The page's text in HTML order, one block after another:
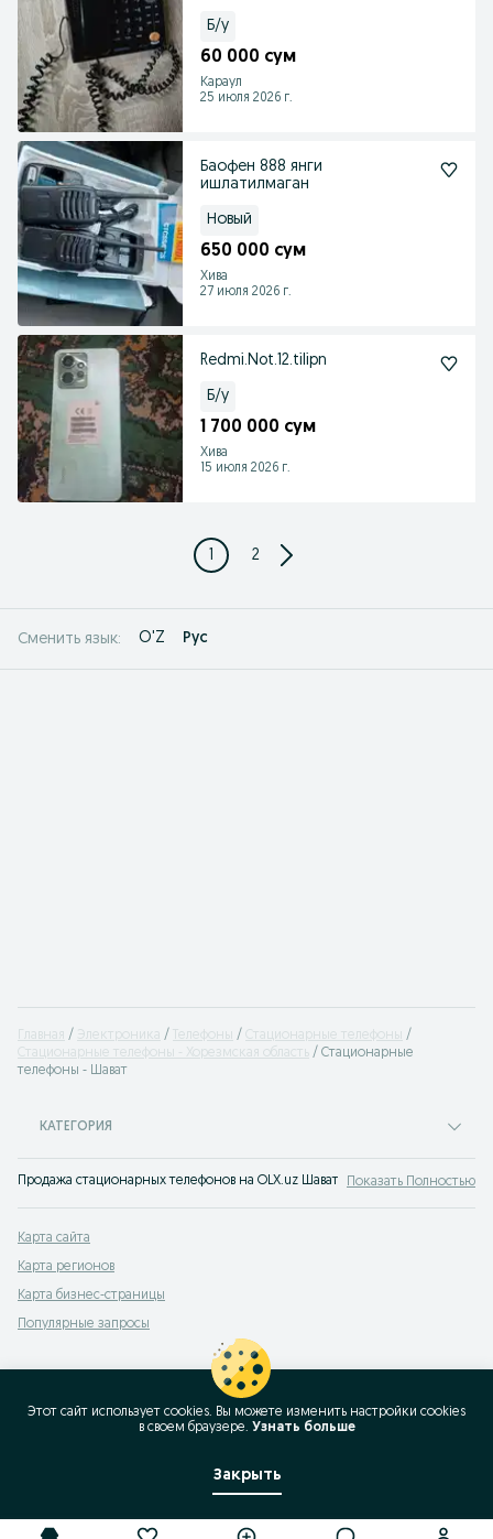
Б/у
60 000 сум
Караул
25 июля 2026 г.
Баофен 888 янги
ишлатилмаган
Новый
650 000 сум
Хива
27 июля 2026 г.
Redmi.Not.12.tilipn
Б/у
1 700 000 сум
Хива
15 июля 2026 г.
1 2
Сменить язык: O'Z Рус
Главная Электроника Телефоны
Стационарные телефоны
Стационарные телефоны - Хорезмская область
Стационарные
телефоны - Шават
КАТЕГОРИЯ
Продажа стационарных телефонов на OLX.uz Шават — лучшие цены на
Показать Полностью
Карта сайта
Карта регионов
Карта бизнес-страницы
Популярные запросы
Этот сайт использует cookies. Вы можете изменить настройки cookies
в своeм браузере. Узнать больше
Закрыть